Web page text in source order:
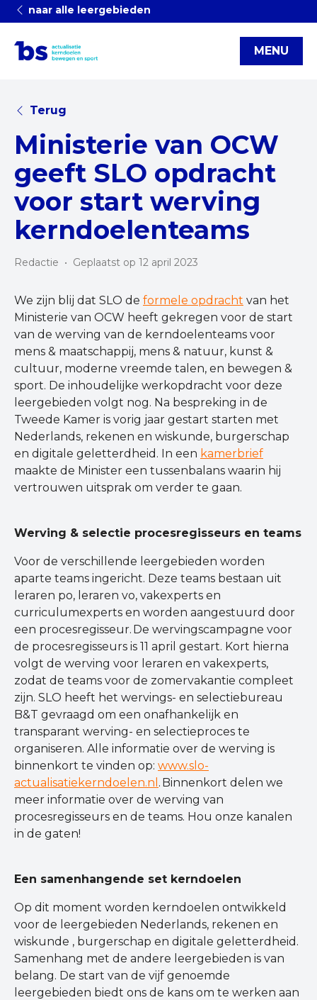
naar alle leergebieden
MENU
Terug
Ministerie van OCW
geeft SLO opdracht
voor start werving
kerndoelenteams
Redactie • Geplaatst op 12 april 2023
We zijn blij dat SLO de formele opdracht van het
Ministerie van OCW heeft gekregen voor de start
van de werving van de kerndoelenteams voor
mens & maatschappij, mens & natuur, kunst &
cultuur, moderne vreemde talen, en bewegen &
sport. De inhoudelijke werkopdracht voor deze
leergebieden volgt nog. Na bespreking in de
Tweede Kamer is vorig jaar gestart starten met
Nederlands, rekenen en wiskunde, burgerschap
en digitale geletterdheid. In een kamerbrief
maakte de Minister een tussenbalans waarin hij
vertrouwen uitsprak om verder te gaan.
Werving & selectie procesregisseurs en teams
Voor de verschillende leergebieden worden
aparte teams ingericht. Deze teams bestaan uit
leraren po, leraren vo, vakexperts en
curriculumexperts en worden aangestuurd door
een procesregisseur. De wervingscampagne voor
de procesregisseurs is 11 april gestart. Kort hierna
volgt de werving voor leraren en vakexperts,
zodat de teams voor de zomervakantie compleet
zijn. SLO heeft het wervings- en selectiebureau
B&T gevraagd om een onafhankelijk en
transparant werving- en selectieproces te
organiseren. Alle informatie over de werving is
binnenkort te vinden op: www.slo-
actualisatiekerndoelen.nl . Binnenkort delen we
meer informatie over de werving van
procesregisseurs en de teams. Hou onze kanalen
in de gaten!
Een samenhangende set kerndoelen
Op dit moment worden kerndoelen ontwikkeld
voor de leergebieden Nederlands, rekenen en
wiskunde , burgerschap en digitale geletterdheid.
Samenhang met de andere leergebieden is van
belang. De start van de vijf genoemde
leergebieden biedt ons de kans om te werken aan